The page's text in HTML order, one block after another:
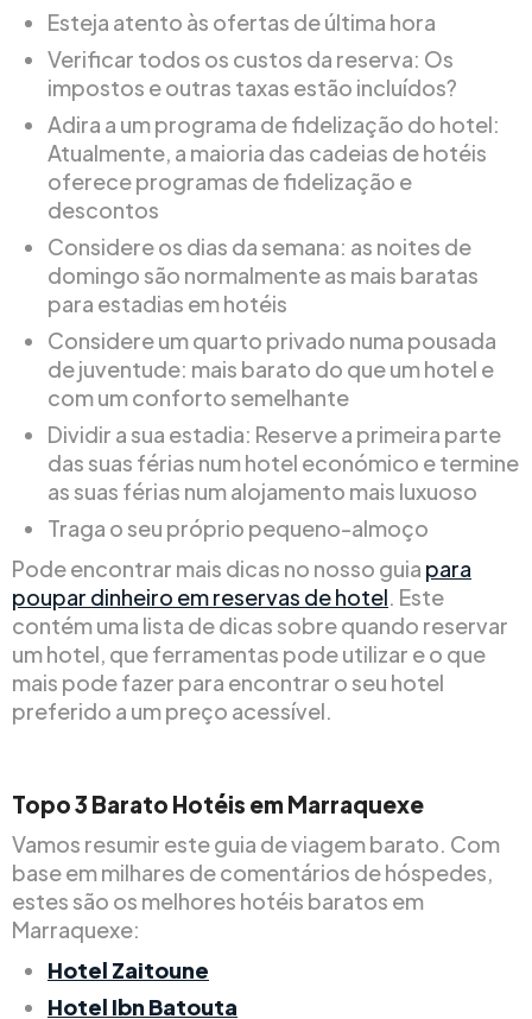
Esteja atento às ofertas de última hora
Verificar todos os custos da reserva: Os
impostos e outras taxas estão incluídos?
Adira a um programa de fidelização do hotel:
Atualmente, a maioria das cadeias de hotéis
oferece programas de fidelização e
descontos
Considere os dias da semana: as noites de
domingo são normalmente as mais baratas
para estadias em hotéis
Considere um quarto privado numa pousada
de juventude: mais barato do que um hotel e
com um conforto semelhante
Dividir a sua estadia: Reserve a primeira parte
das suas férias num hotel económico e termine
as suas férias num alojamento mais luxuoso
Traga o seu próprio pequeno-almoço
Pode encontrar mais dicas no nosso guia para
poupar dinheiro em reservas de hotel . Este
contém uma lista de dicas sobre quando reservar
um hotel, que ferramentas pode utilizar e o que
mais pode fazer para encontrar o seu hotel
preferido a um preço acessível.
Topo3 Barato Hotéis em Marraquexe
Vamos resumir este guia de viagem barato. Com
base em milhares de comentários de hóspedes,
estes são os melhores hotéis baratos em
Marraquexe:
Hotel Zaitoune
Hotel Ibn Batouta